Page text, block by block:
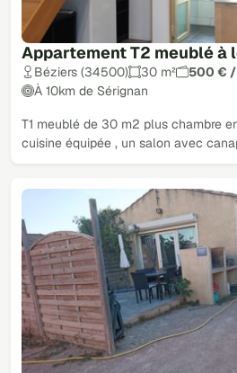
Appartement T2 meublé à
Béziers (34500) 30 m²
500 €
À 10km de Sérignan
T1 meublé de 30 m2 plus chambre
cuisine équipée , un salon avec